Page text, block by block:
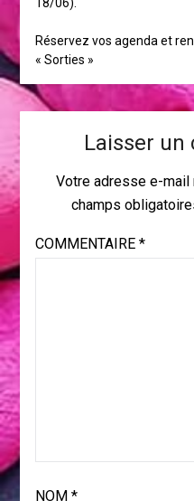
Réservez vos agenda et
« Sorties »
Laisser un
Votre adresse e-mail
champs
COMMENTAIRE *
NOM *